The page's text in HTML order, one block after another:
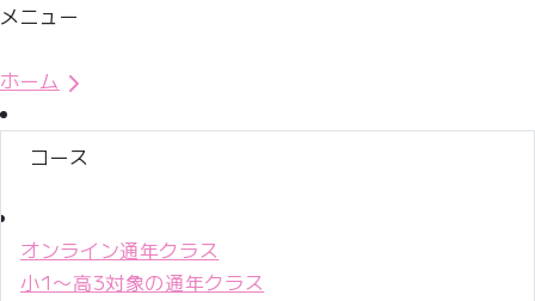
メニュー
ホーム
コース
オンライン通年クラス
小1〜高3対象の通年クラス